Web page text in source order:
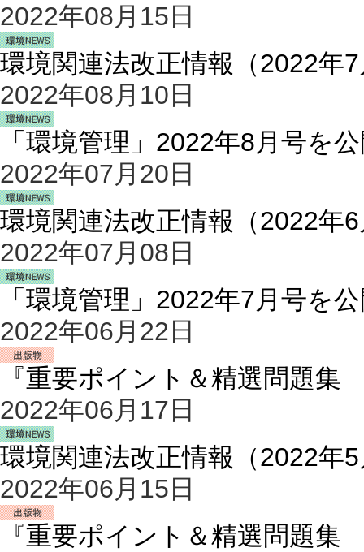
2022年08月15日
環境関連法改正情報（2022年
2022年08月10日
「環境管理」2022年8月号を
2022年07月20日
環境関連法改正情報（2022年
2022年07月08日
「環境管理」2022年7月号を
2022年06月22日
『重要ポイント＆精選問題
2022年06月17日
環境関連法改正情報（2022年
2022年06月15日
『重要ポイント＆精選問題